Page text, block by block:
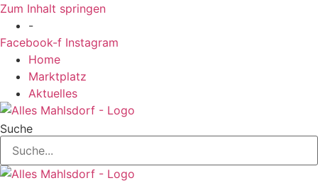
Zum Inhalt springen
-
Facebook-f Instagram
Home
Marktplatz
Aktuelles
Suche